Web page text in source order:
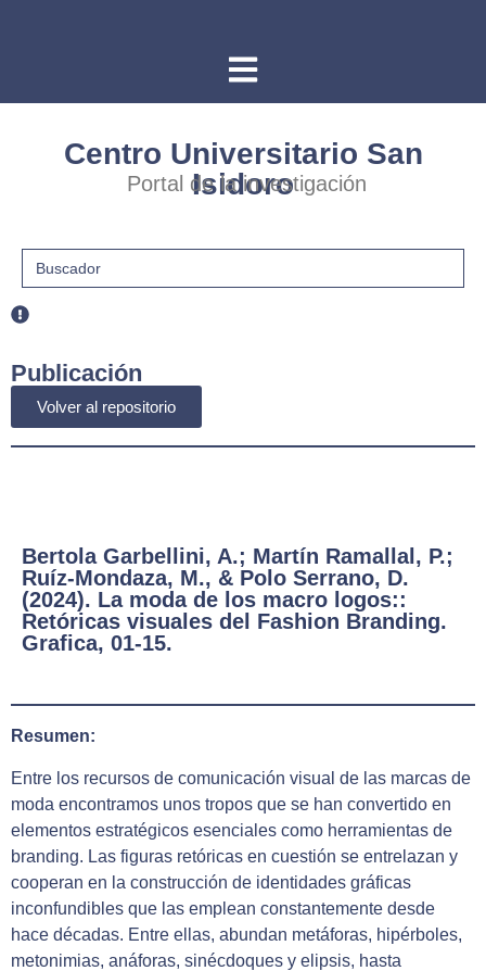
Centro Universitario San
Isidoro
Portal de la investigación
Buscar:
Publicación
Volver al repositorio
Bertola Garbellini, A.; Martín Ramallal, P.;
Ruíz-Mondaza, M., & Polo Serrano, D.
(2024). La moda de los macro logos::
Retóricas visuales del Fashion Branding.
Grafica, 01-15.
Resumen:
Entre los recursos de comunicación visual de las marcas de
moda encontramos unos tropos que se han convertido en
elementos estratégicos esenciales como herramientas de
branding. Las figuras retóricas en cuestión se entrelazan y
cooperan en la construcción de identidades gráficas
inconfundibles que las emplean constantemente desde
hace décadas. Entre ellas, abundan metáforas, hipérboles,
metonimias, anáforas, sinécdoques y elipsis, hasta